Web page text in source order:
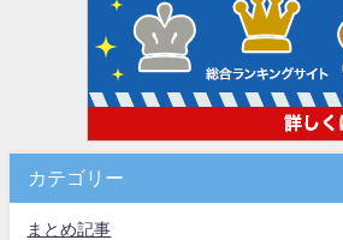
カテゴリー
まとめ記事